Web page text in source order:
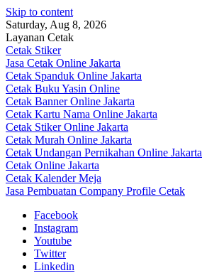
Skip to content
Saturday, Aug 8, 2026
Layanan Cetak
Cetak Stiker
Jasa Cetak Online Jakarta
Cetak Spanduk Online Jakarta
Cetak Buku Yasin Online
Cetak Banner Online Jakarta
Cetak Kartu Nama Online Jakarta
Cetak Stiker Online Jakarta
Cetak Murah Online Jakarta
Cetak Undangan Pernikahan Online Jakarta
Cetak Online Jakarta
Cetak Kalender Meja
Jasa Pembuatan Company Profile Cetak
Facebook
Instagram
Youtube
Twitter
Linkedin